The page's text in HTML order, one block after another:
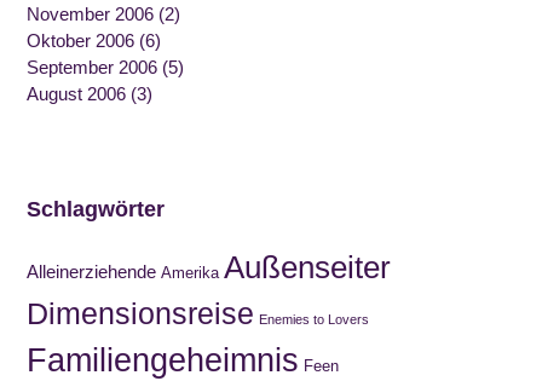
November 2006 (2)
Oktober 2006 (6)
September 2006 (5)
August 2006 (3)
Schlagwörter
Alleinerziehende Amerika Außenseiter
Dimensionsreise Enemies to Lovers
Familiengeheimnis Feen